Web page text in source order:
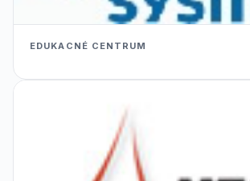
EDUKACNÉ CENTRUM